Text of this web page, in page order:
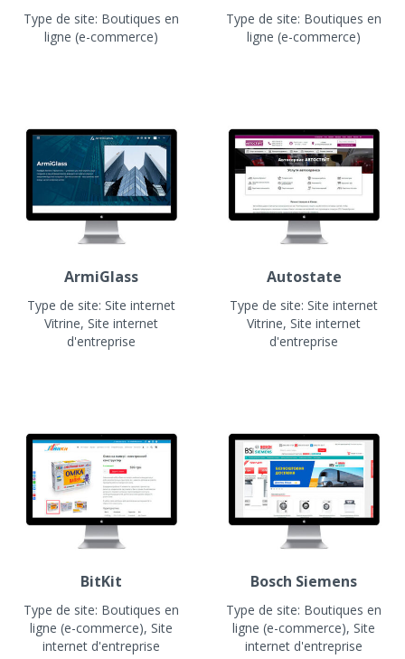
Type de site: Boutiques en
ligne (e-commerce)
Type de site: Boutiques en
ligne (e-commerce)
ArmiGlass
Type de site: Site internet
Vitrine, Site internet
d'entreprise
Autostate
Type de site: Site internet
Vitrine, Site internet
d'entreprise
BitKit
Type de site: Boutiques en
ligne (e-commerce), Site
internet d'entreprise
Bosch Siemens
Type de site: Boutiques en
ligne (e-commerce), Site
internet d'entreprise